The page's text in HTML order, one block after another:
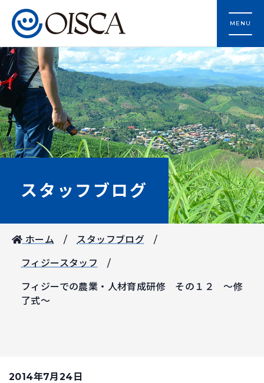
MENU
スタッフブログ
ホーム スタッフブログ
フィジースタッフ
フィジーでの農業・人材育成研修 その１２ ～修
了式～
2014年7月24日